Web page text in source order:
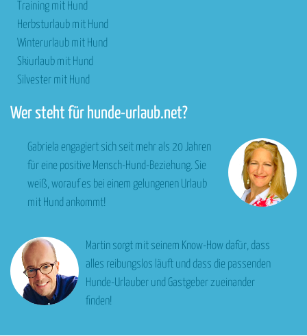
Training mit Hund
Herbsturlaub mit Hund
Winterurlaub mit Hund
Skiurlaub mit Hund
Silvester mit Hund
Wer steht für hunde-urlaub.net?
Gabriela engagiert sich seit mehr als 20 Jahren
für eine positive Mensch-Hund-Beziehung. Sie
weiß, worauf es bei einem gelungenen Urlaub
mit Hund ankommt!
Martin sorgt mit seinem Know-How dafür, dass
alles reibungslos läuft und dass die passenden
Hunde-Urlauber und Gastgeber zueinander
finden!